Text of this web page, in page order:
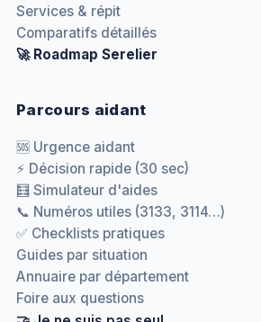
Services & répit
Comparatifs détaillés
🚀 Roadmap Serelier
Parcours aidant
🆘 Urgence aidant
⚡ Décision rapide (30 sec)
🧮 Simulateur d'aides
📞 Numéros utiles (3133, 3114…)
✅ Checklists pratiques
Guides par situation
Annuaire par département
Foire aux questions